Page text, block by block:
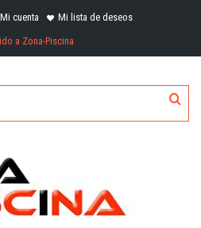
Mi cuenta
Mi lista de deseos
a Zona-Piscina